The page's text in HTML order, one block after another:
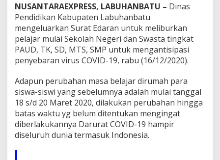
d
i
k
a
n
L
a
u
h
a
n
b
a
u
NUSANTARAEXPRESS, LABUHANBATU – Dinas
Pendidikan Kabupaten Labuhanbatu
mengeluarkan Surat Edaran untuk meliburkan
pelajar mulai Sekolah Negeri dan Swasta tingkat
PAUD, TK, SD, MTS, SMP untuk mengantisipasi
penyebaran virus COVID-19, rabu (16/12/2020).
Adapun perubahan masa belajar dirumah para
siswa-siswi yang sebelumnya adalah mulai tanggal
18 s/d 20 Maret 2020, dilakukan perubahan hingga
batas waktu yg belum ditentukan mengingat
diberlakukannya Darurat COVID-19 hampir
diseluruh dunia termasuk Indonesia.